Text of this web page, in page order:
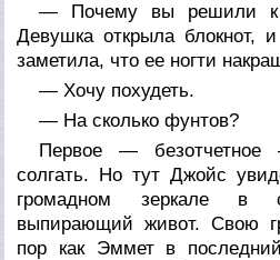
— Почему вы решили к
Девушка открыла блокнот,
заметила, что ее ногти
— Хочу похудеть.
— На сколько фунтов?
Первое —
солгать. Но тут Джойс
громадном зеркале в
выпирающий живот. Свою
пор как Эммет в